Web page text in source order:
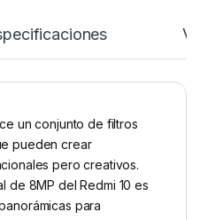
un conjunto de filtros
pueden crear
pero creativos.
de 8MP del Redmi 10 es
para